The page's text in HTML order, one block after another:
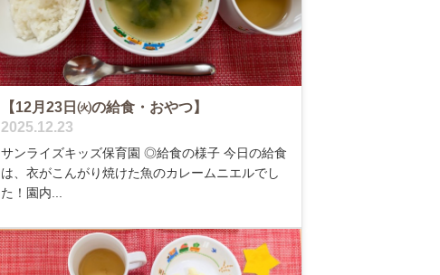
【12月23日㈫の給食・おやつ】
2025.12.23
サンライズキッズ保育園 ◎給食の様子 今日の給食
は、衣がこんがり焼けた魚のカレームニエルでし
た！園内...